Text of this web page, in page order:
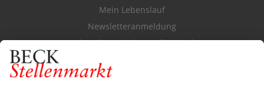
Mein Lebenslauf
Newsletteranmeldung
Durchsuchen Sie den Stellenkatalog
FÜR ARBEITGEBER